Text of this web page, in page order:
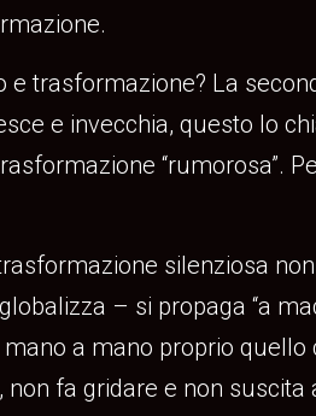
trasformazione? La
e invecchia, questo lo
“rumorosa”.
silenziosa
– si propaga “a
a mano proprio
fa gridare e non